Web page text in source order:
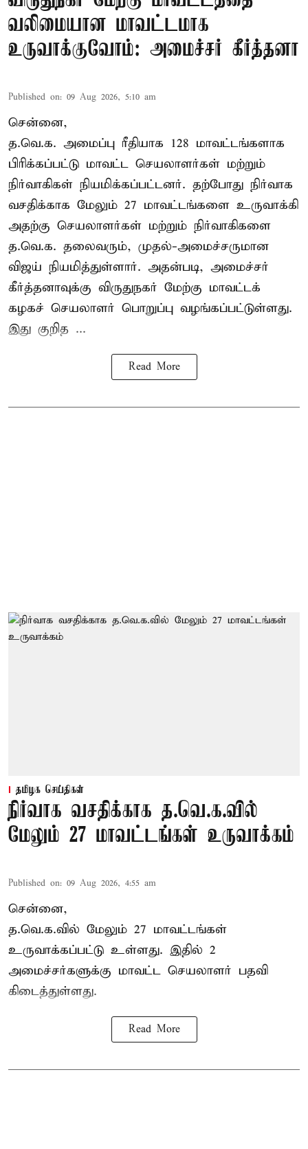
வலிமையான மாவட்டமாக
உருவாக்குவோம்: அமைச்சர் கீர்த்தனா
Published on: 09 Aug 2026, 5:10 am
சென்னை,
த.வெ.க. அமைப்பு ரீதியாக 128 மாவட்டங்களாக
பிரிக்கப்பட்டு மாவட்ட செயலாளர்கள் மற்றும்
நிர்வாகிகள் நியமிக்கப்பட்டனர். தற்போது நிர்வாக
வசதிக்காக மேலும் 27 மாவட்டங்களை உருவாக்கி
அதற்கு செயலாளர்கள் மற்றும் நிர்வாகிகளை
த.வெ.க. தலைவரும், முதல்-அமைச்சருமான
விஜய் நியமித்துள்ளார். அதன்படி, அமைச்சர்
கீர்த்தனாவுக்கு விருதுநகர் மேற்கு மாவட்டக்
கழகச் செயலாளர் பொறுப்பு வழங்கப்பட்டுள்ளது.
இது குறித ...
Read More
தமிழக செய்திகள்
நிர்வாக வசதிக்காக த.வெ.க.வில்
மேலும் 27 மாவட்டங்கள் உருவாக்கம்
Published on: 09 Aug 2026, 4:55 am
சென்னை,
த.வெ.க.வில் மேலும் 27 மாவட்டங்கள்
உருவாக்கப்பட்டு உள்ளது. இதில் 2
அமைச்சர்களுக்கு மாவட்ட செயலாளர் பதவி
கிடைத்துள்ளது.
Read More